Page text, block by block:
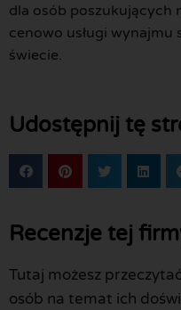
dla osób poszukujących
cenowo usługi wynajmu
świecie.
Udostępnij tę
Recenzje tej
Tutaj możesz
osób na temat ich